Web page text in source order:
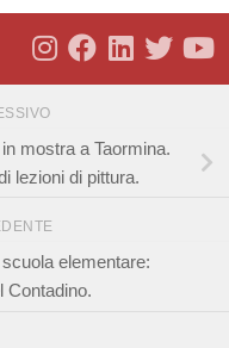
mostra a Taormina.
lezioni di pittura.
elementare:
Contadino.